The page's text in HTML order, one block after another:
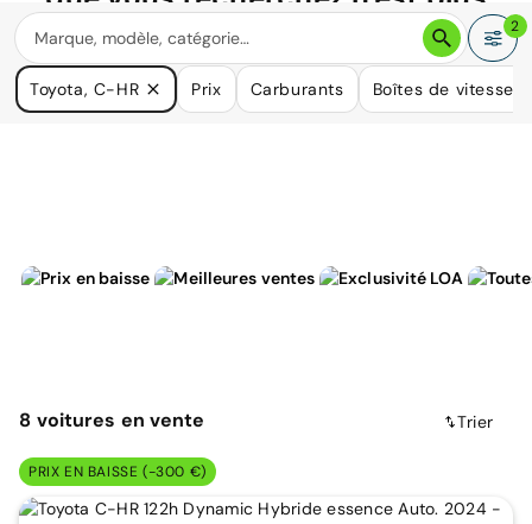
disponible.
Nous avons de nombreuses voitures qui pourraient répondre
à vos besoins.
2
Toyota, C-HR Prix Carburants Boîtes de vitesse
8 voitures en vente Trier
PRIX EN BAISSE (-300 €)